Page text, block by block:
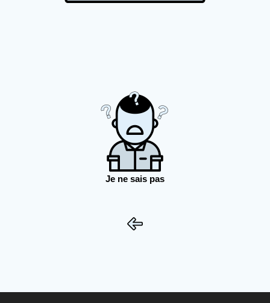
Je ne sais pas